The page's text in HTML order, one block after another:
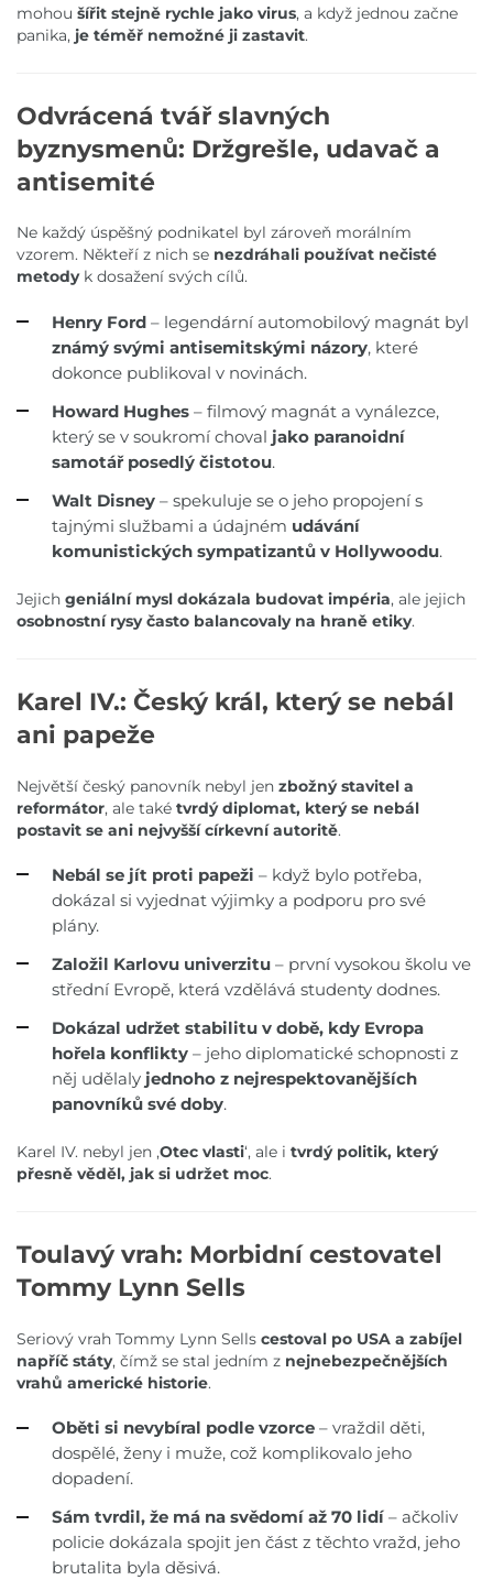
mohou šířit stejně rychle jako virus, a když jednou začne
panika, je téměř nemožné ji zastavit.
Odvrácená tvář slavných
byznysmenů: Držgrešle, udavač a
antisemité
Ne každý úspěšný podnikatel byl zároveň morálním
vzorem. Někteří z nich se nezdráhali používat nečisté
metodyk dosažení svých cílů.
Henry Ford – legendární automobilový magnát byl
známý svými antisemitskými názory, které
dokonce publikoval v novinách.
Howard Hughes – filmový magnát a vynálezce,
který se v soukromí choval jako paranoidní
samotář posedlý čistotou.
Walt Disney – spekuluje se o jeho propojení s
tajnými službami a údajném udávání
komunistických sympatizantů v Hollywoodu.
Jejich geniální mysl dokázala budovat impéria, ale jejich
osobnostní rysy často balancovaly na hraně etiky.
Karel IV.: Český král, který se nebál
ani papeže
Největší český panovník nebyl jen zbožný stavitel a
reformátor, ale také tvrdý diplomat, který se nebál
postavit se ani nejvyšší církevní autoritě.
Nebál se jít proti papeži – když bylo potřeba,
dokázal si vyjednat výjimky a podporu pro své
plány.
Založil Karlovu univerzitu – první vysokou školu ve
střední Evropě, která vzdělává studenty dodnes.
Dokázal udržet stabilitu v době, kdy Evropa
hořela konflikty – jeho diplomatické schopnosti z
něj udělaly jednoho z nejrespektovanějších
panovníků své doby.
Karel IV. nebyl jen ,Otec vlasti‘, ale i tvrdý politik, který
přesně věděl, jak si udržet moc.
Toulavý vrah: Morbidní cestovatel
Tommy Lynn Sells
Seriový vrah Tommy Lynn Sells cestoval po USA a zabíjel
napříč státy, čímž se stal jedním z nejnebezpečnějších
vrahů americké historie.
Oběti si nevybíral podle vzorce – vraždil děti,
dospělé, ženy i muže, což komplikovalo jeho
dopadení.
Sám tvrdil, že má na svědomí až 70 lidí – ačkoliv
policie dokázala spojit jen část z těchto vražd, jeho
brutalita byla děsivá.